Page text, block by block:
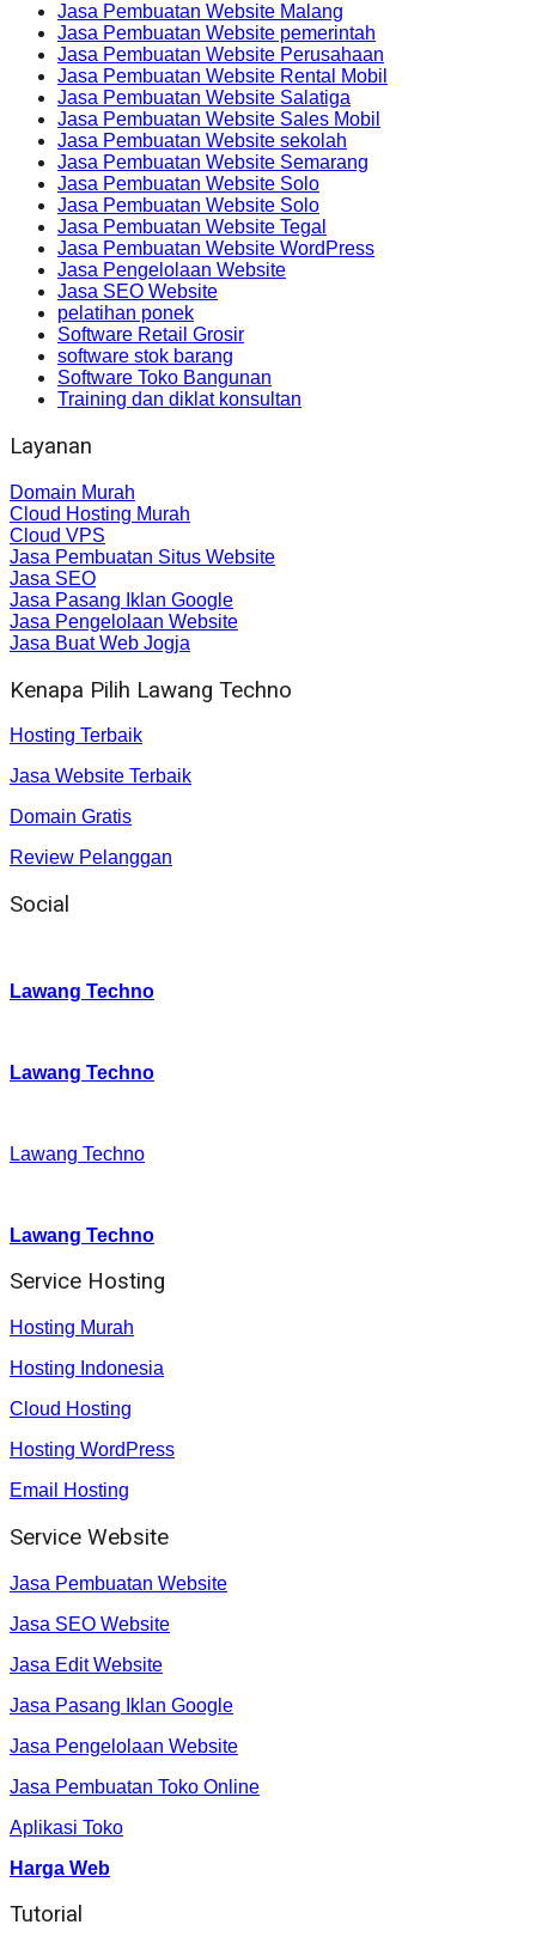
Jasa Pembuatan Website Malang
Jasa Pembuatan Website pemerintah
Jasa Pembuatan Website Perusahaan
Jasa Pembuatan Website Rental Mobil
Jasa Pembuatan Website Salatiga
Jasa Pembuatan Website Sales Mobil
Jasa Pembuatan Website sekolah
Jasa Pembuatan Website Semarang
Jasa Pembuatan Website Solo
Jasa Pembuatan Website Solo
Jasa Pembuatan Website Tegal
Jasa Pembuatan Website WordPress
Jasa Pengelolaan Website
Jasa SEO Website
pelatihan ponek
Software Retail Grosir
software stok barang
Software Toko Bangunan
Training dan diklat konsultan
Layanan
Domain Murah
Cloud Hosting Murah
Cloud VPS
Jasa Pembuatan Situs Website
Jasa SEO
Jasa Pasang Iklan Google
Jasa Pengelolaan Website
Jasa Buat Web Jogja
Kenapa Pilih Lawang Techno
Hosting Terbaik
Jasa Website Terbaik
Domain Gratis
Review Pelanggan
Social
Lawang Techno
Lawang Techno
Lawang Techno
Lawang Techno
Service Hosting
Hosting Murah
Hosting Indonesia
Cloud Hosting
Hosting WordPress
Email Hosting
Service Website
Jasa Pembuatan Website
Jasa SEO Website
Jasa Edit Website
Jasa Pasang Iklan Google
Jasa Pengelolaan Website
Jasa Pembuatan Toko Online
Aplikasi Toko
Harga Web
Tutorial